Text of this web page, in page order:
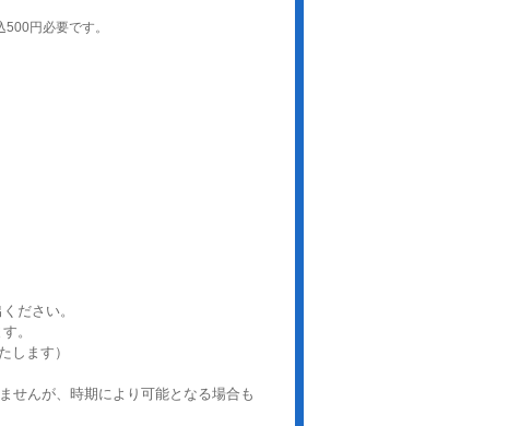
円必要です。
ださい。
。
します）
せんが、時期により可能となる場合も